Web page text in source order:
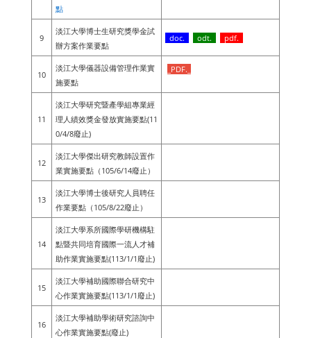
點
9
淡江大學博士生研究獎學金試
辦方案作業要點
doc. odt. pdf.
10
淡江大學儀器設備管理作業實
施要點
_PDF._
11
淡江大學研究暨產學組專業經
理人績效獎金發放實施要點(11
0/4/8廢止)
12
淡江大學傑出研究教師設置作
業實施要點（105/6/14廢止）
13
淡江大學博士後研究人員聘任
作業要點（105/8/22廢止）
14
淡江大學系所國際學研機構駐
點暨共同培育國際一流人才補
助作業實施要點(113/1/1廢止)
15
淡江大學補助國際聯合研究中
心作業實施要點(113/1/1廢止)
16
淡江大學補助學術研究諮詢中
心作業實施要點(廢止)